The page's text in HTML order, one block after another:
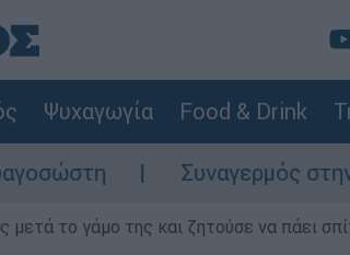
Ψυχαγωγία Food & Drink
Συναγερμός στην Κάρπαθο:
το γάμο της και ζητούσε να πάει